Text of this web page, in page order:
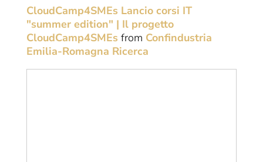
CloudCamp4SMEs Lancio corsi IT
"summer edition" | Il progetto
CloudCamp4SMEs from Confindustria
Emilia-Romagna Ricerca